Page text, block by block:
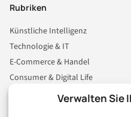
Verwalten Sie
Rubriken
Künstliche Intelligenz
Technologie & IT
E-Commerce & Handel
Consumer & Digital Life